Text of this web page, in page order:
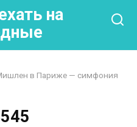
на
в Париже — симфония